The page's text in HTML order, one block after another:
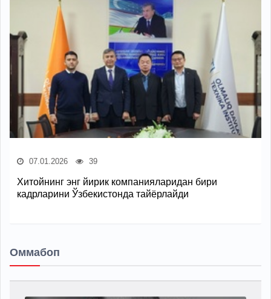
07.01.2026 39
Хитойнинг энг йирик компанияларидан бири
кадрларини Ўзбекистонда тайёрлайди
Оммабоп